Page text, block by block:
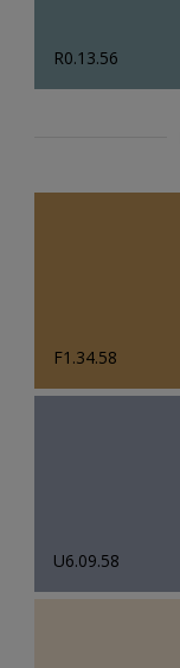
R0.13.56
F1.34.58
U6.09.58